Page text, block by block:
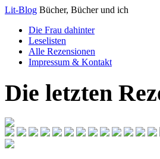
Lit-Blog Bücher, Bücher und ich
Die Frau dahinter
Leselisten
Alle Rezensionen
Impressum & Kontakt
Die letzten